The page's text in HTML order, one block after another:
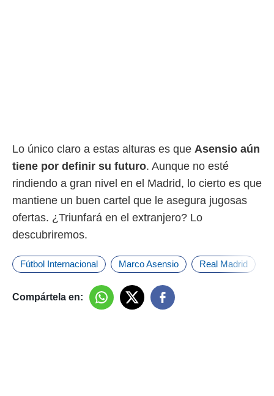
Lo único claro a estas alturas es que Asensio aún
tiene por definir su futuro. Aunque no esté
rindiendo a gran nivel en el Madrid, lo cierto es que
mantiene un buen cartel que le asegura jugosas
ofertas. ¿Triunfará en el extranjero? Lo
descubriremos.
Fútbol Internacional Marco Asensio Real Madrid
Compártela en: